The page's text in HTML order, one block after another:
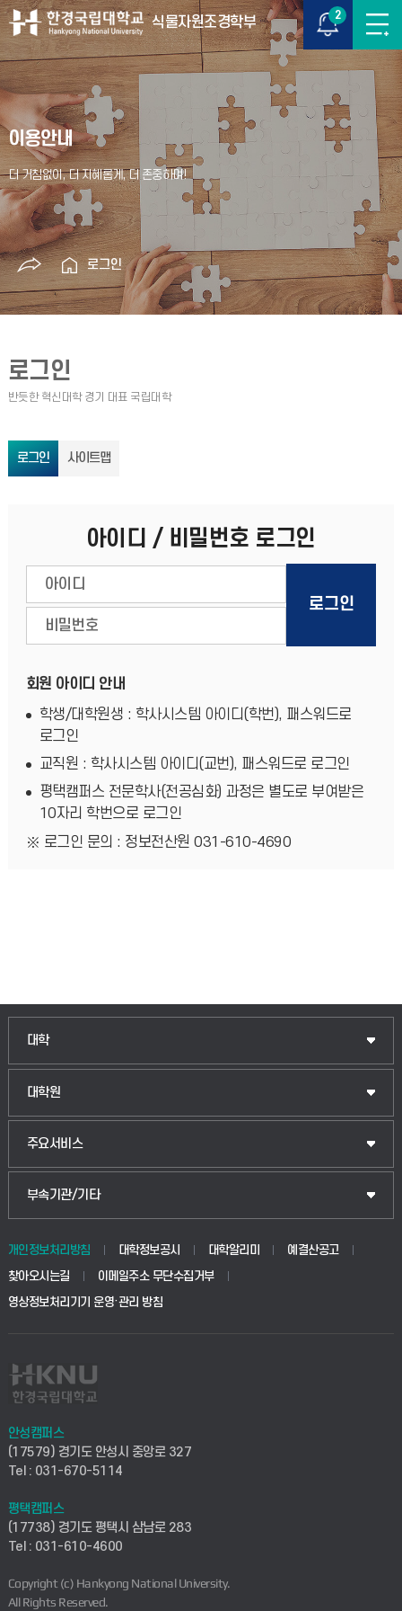
식물자원조경학부 2
이용안내
로그인
로그인
로그인 사이트맵
아이디 / 비밀번호 로그인
회원 아이디 안내
학생/대학원생 : 학사시스템 아이디(학번), 패스워드로
로그인
교직원 : 학사시스템 아이디(교번), 패스워드로 로그인
평택캠퍼스 전문학사(전공심화) 과정은 별도로 부여받은
10자리 학번으로 로그인
로그인 문의 : 정보전산원 031-610-4690
대학
인문융합공공인재학부
법경영학부
생명공학부
사회안전시스템공학부
컴퓨터응용수학부
ICT로봇기계공학부
전자전기공학부
디자인건축융합학부
대학원
일반대학원
산업대학원
공공정책대학원
교육대학원
주요서비스
입학안내
웹메일
학사시스템(전문학사 및 전공심화)
사이버캠퍼스(전문학사 및 전공심화)
시설바로처리서비스
연구실안전관리시스템
산학연구관리시스템
부속기관/기타
중앙도서관
학생생활관(안성)
산학협력단
취업지원센터
창업지원센터
현장실습지원센터
개인정보처리방침 대학정보공시 대학알리미
예결산공고
찾아오시는길
이메일주소 무단수집거부
영상정보처리기기 운영·관리 방침
안성캠퍼스
(17579) 경기도 안성시 중앙로 327
Tel : 031-670-5114
평택캠퍼스
(17738) 경기도 평택시 삼남로 283
Tel : 031-610-4600
Copyright (c) Hankyong National University.
All Rights Reserved.